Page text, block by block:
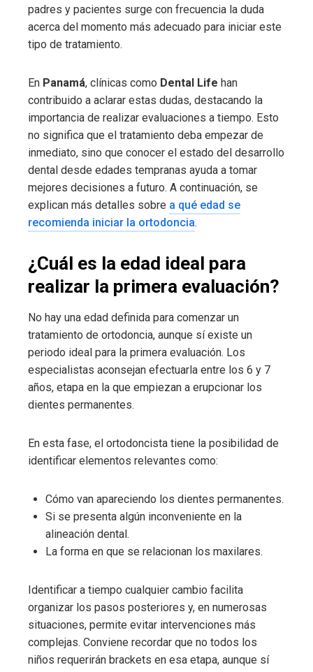
padres y pacientes surge con frecuencia la duda
acerca del momento más adecuado para iniciar este
tipo de tratamiento.
En Panamá, clínicas como Dental Life han
contribuido a aclarar estas dudas, destacando la
importancia de realizar evaluaciones a tiempo. Esto
no significa que el tratamiento deba empezar de
inmediato, sino que conocer el estado del desarrollo
dental desde edades tempranas ayuda a tomar
mejores decisiones a futuro. A continuación, se
explican más detalles sobre a qué edad se
recomienda iniciar la ortodoncia.
¿Cuál es la edad ideal para
realizar la primera evaluación?
No hay una edad definida para comenzar un
tratamiento de ortodoncia, aunque sí existe un
periodo ideal para la primera evaluación. Los
especialistas aconsejan efectuarla entre los 6 y 7
años, etapa en la que empiezan a erupcionar los
dientes permanentes.
En esta fase, el ortodoncista tiene la posibilidad de
identificar elementos relevantes como:
Cómo van apareciendo los dientes permanentes.
Si se presenta algún inconveniente en la
alineación dental.
La forma en que se relacionan los maxilares.
Identificar a tiempo cualquier cambio facilita
organizar los pasos posteriores y, en numerosas
situaciones, permite evitar intervenciones más
complejas. Conviene recordar que no todos los
niños requerirán brackets en esa etapa, aunque sí